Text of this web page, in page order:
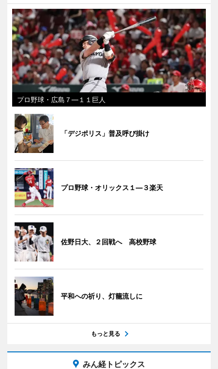
プロ野球・広島７―１１巨人
「デジポリス」普及呼び掛け
プロ野球・オリックス１―３楽天
佐野日大、２回戦へ 高校野球
平和への祈り、灯籠流しに
もっと見る
みん経トピックス